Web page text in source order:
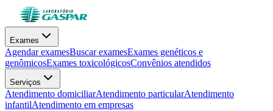
Exames
Agendar examesBuscar examesExames genéticos e
genômicosExames toxicológicosConvênios atendidos
Serviços
Atendimento domiciliarAtendimento particularAtendimento
infantilAtendimento em empresas